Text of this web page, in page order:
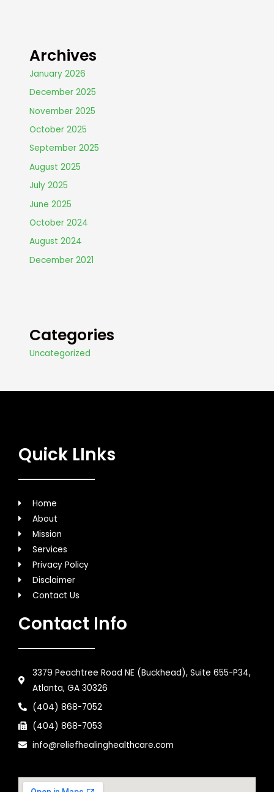
Archives
January 2026
December 2025
November 2025
October 2025
September 2025
August 2025
July 2025
June 2025
October 2024
August 2024
December 2021
Categories
Uncategorized
Quick LInks
Home
About
Mission
Services
Privacy Policy
Disclaimer
Contact Us
Contact Info
3379 Peachtree Road NE (Buckhead), Suite 655-P34,
Atlanta, GA 30326
(404) 868-7052
(404) 868-7053
info@reliefhealinghealthcare.com